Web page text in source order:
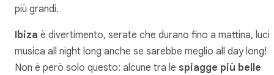
più grandi.
Ibiza è divertimento, serate che durano fino a mattina, luci
musica all night long anche se sarebbe meglio all day long!
Non è però solo questo: alcune tra le spiagge più belle